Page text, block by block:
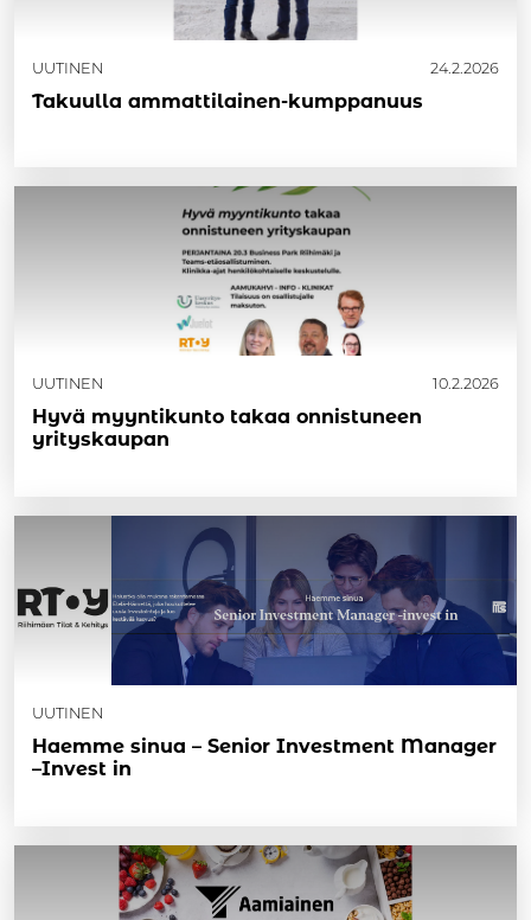
UUTINEN 24.2.2026
Takuulla ammattilainen-kumppanuus
UUTINEN 10.2.2026
Hyvä myyntikunto takaa onnistuneen
yrityskaupan
UUTINEN
Haemme sinua – Senior Investment Manager
–Invest in